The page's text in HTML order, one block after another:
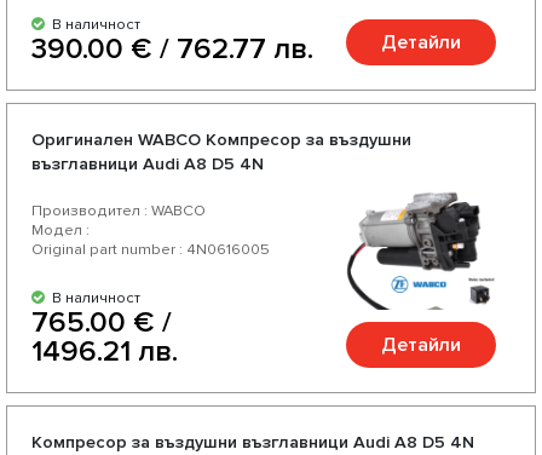
В наличност
390.00 € / 762.77 лв. Детайли
Оригинален WABCO Компресор за въздушни
възглавници Audi A8 D5 4N
Производител : WABCO
Модел :
Original part number : 4N0616005
В наличност
765.00 € /
1496.21 лв.
Детайли
Компресор за въздушни възглавници Audi A8 D5 4N